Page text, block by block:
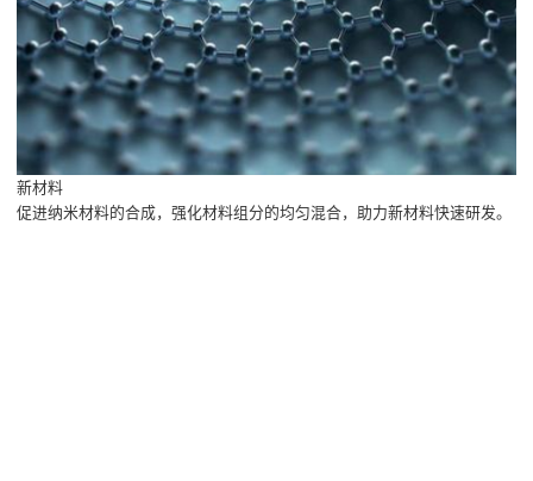
新材料
促进纳米材料的合成，强化材料组分的均匀混合，助力新材料快速研发。